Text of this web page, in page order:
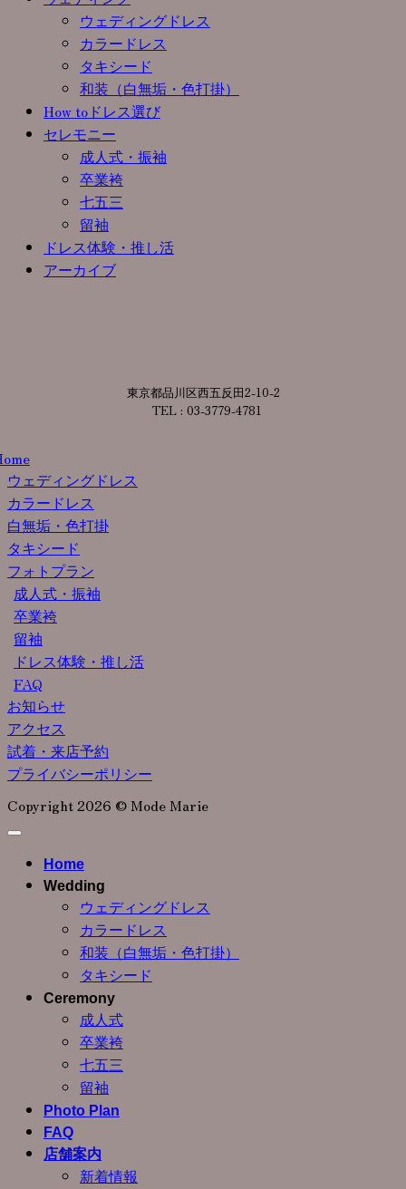
ウェディングドレス
カラードレス
タキシード
和装（白無垢・色打掛）
How toドレス選び
セレモニー
成人式・振袖
卒業袴
七五三
留袖
ドレス体験・推し活
アーカイブ
東京都品川区西五反田2-10-2
TEL : 03-3779-4781
ウェディングドレス
カラードレス
白無垢・色打掛
タキシード
フォトプラン
成人式・振袖
卒業袴
留袖
ドレス体験・推し活
FAQ
お知らせ
アクセス
試着・来店予約
プライバシーポリシー
Copyright 2026 © Mode Marie
Home
Wedding
ウェディングドレス
カラードレス
和装（白無垢・色打掛）
タキシード
Ceremony
成人式
卒業袴
七五三
留袖
Photo Plan
FAQ
店舗案内
新着情報